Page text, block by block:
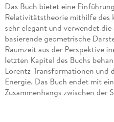
Das Buch bietet eine
Relativitätstheorie mithilfe des
sehr elegant und verwendet
basierende geometrische
Raumzeit aus der Perspektive
letzten Kapitel des Buchs
Lorentz-Transformationen und
Energie. Das Buch endet mit
Zusammenhangs zwischen der